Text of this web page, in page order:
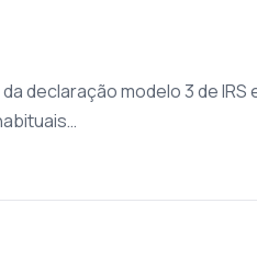
declaração modelo 3 de